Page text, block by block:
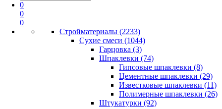
0
0
0
Стройматериалы (2233)
Сухие смеси (1044)
Гарцовка (3)
Шпаклевки (74)
Гипсовые шпаклевки (8)
Цементные шпаклевки (29)
Известковые шпаклевки (11)
Полимерные шпаклевки (26)
Штукатурки (92)